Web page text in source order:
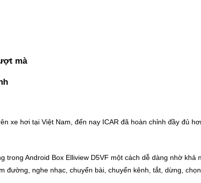
mà
xe hơi tại Việt Nam, đến nay ICAR đã hoàn chỉnh đầy đủ
Android Box Elliview D5VF một cách dễ dàng nhờ khả
đường, nghe nhạc, chuyển bài, chuyển kênh, tắt, dừng,